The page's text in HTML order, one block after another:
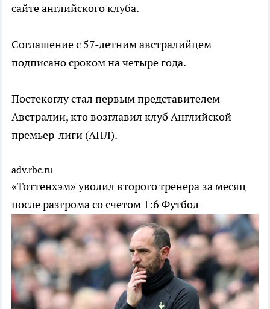
сайте английского клуба.
Соглашение с 57-летним австралийцем
подписано сроком на четыре года.
Постекоглу стал первым представителем
Австралии, кто возглавил клуб Английской
премьер-лиги (АПЛ).
adv.rbc.ru
«Тоттенхэм» уволил второго тренера за месяц
после разгрома со счетом 1:6 Футбол